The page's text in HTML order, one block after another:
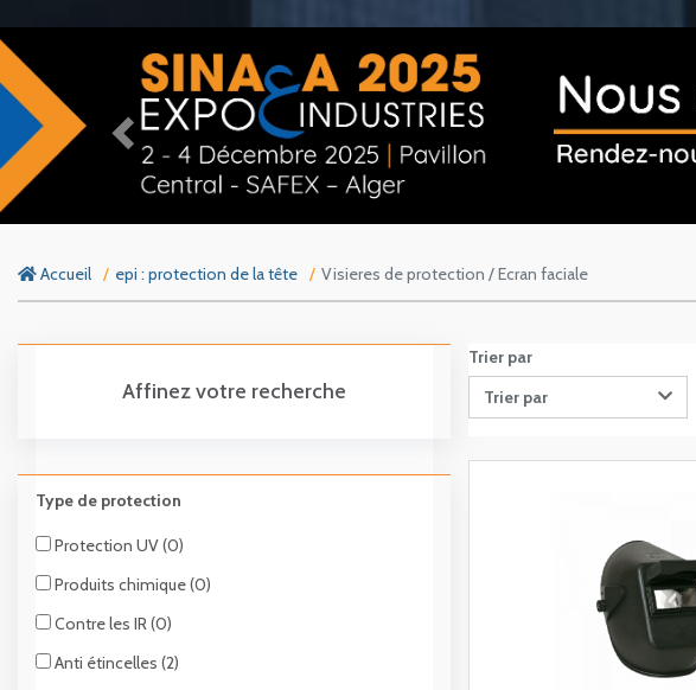
Previous
Accueil epi : protection de la tête Visieres de protection / Ecran faciale
Affinez votre recherche
Type de protection
Protection UV (0)
Produits chimique (0)
Contre les IR (0)
Anti étincelles (2)
Trier par
Trier par